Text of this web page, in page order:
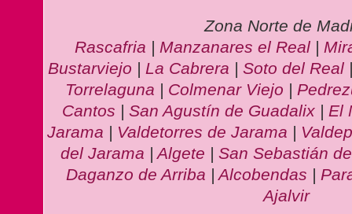
Zona Norte de
Rascafria | Manzanares el Real|
Bustarviejo | La Cabrera | Soto del Real
Torrelaguna | Colmenar Viejo |
Cantos | San Agustín de Guadalix | El
Jarama | Valdetorres de Jarama |
del Jarama |Algete | San Sebastián
Daganzo de Arriba |Alcobendas |
Ajalvir